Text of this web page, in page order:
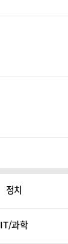
정치
IT/과학